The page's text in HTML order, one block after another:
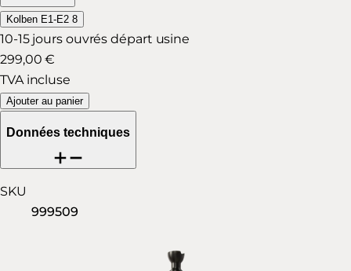
Kolben E1-E2 8
10-15 jours ouvrés départ usine
299,00 €
TVA incluse
Ajouter au panier
Données techniques
SKU
999509